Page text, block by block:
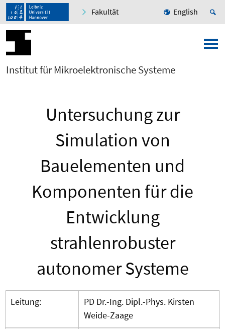
Fakultät English
Institut für Mikroelektronische Systeme
Untersuchung zur
Simulation von
Bauelementen und
Komponenten für die
Entwicklung
strahlenrobuster
autonomer Systeme
Leitung:
PD Dr.-Ing. Dipl.-Phys. Kirsten
Weide-Zaage